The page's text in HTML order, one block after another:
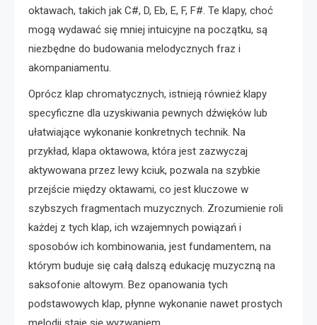
oktawach, takich jak C#, D, Eb, E, F, F#. Te klapy, choć
mogą wydawać się mniej intuicyjne na początku, są
niezbędne do budowania melodycznych fraz i
akompaniamentu.
Oprócz klap chromatycznych, istnieją również klapy
specyficzne dla uzyskiwania pewnych dźwięków lub
ułatwiające wykonanie konkretnych technik. Na
przykład, klapa oktawowa, która jest zazwyczaj
aktywowana przez lewy kciuk, pozwala na szybkie
przejście między oktawami, co jest kluczowe w
szybszych fragmentach muzycznych. Zrozumienie roli
każdej z tych klap, ich wzajemnych powiązań i
sposobów ich kombinowania, jest fundamentem, na
którym buduje się całą dalszą edukację muzyczną na
saksofonie altowym. Bez opanowania tych
podstawowych klap, płynne wykonanie nawet prostych